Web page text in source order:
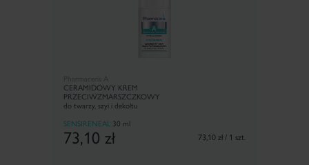
CERAMIDOWY KREM
PRZECIW­ZMARSZCZKOWY
do twarzy, szyi i dekoltu
SENSIRENEAL 30 ml
73,10 zł 73,10 zł / 1 szt.